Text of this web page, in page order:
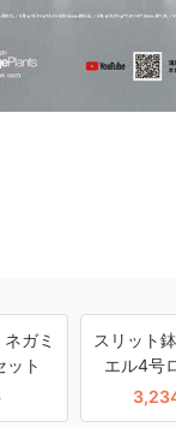
ガミ
ット
スリット
エル4号